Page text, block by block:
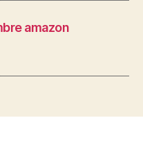
amazon